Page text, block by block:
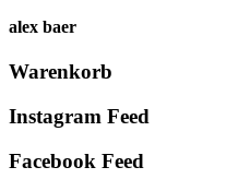
alex baer
Primary
Sidebar
Warenkorb
Instagram Feed
Facebook Feed